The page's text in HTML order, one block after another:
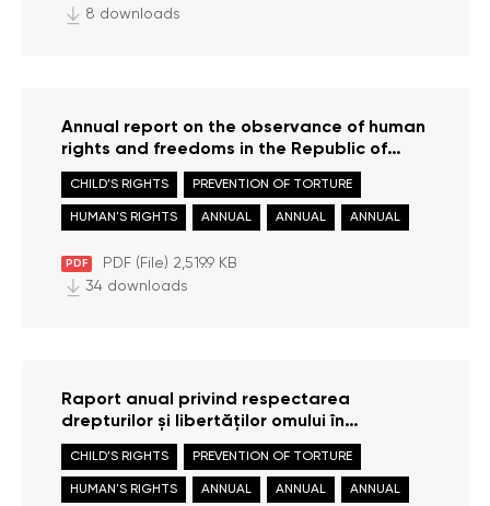
8 downloads
Annual report on the observance of human
rights and freedoms in the Republic of
Moldova in 2024
PDF PDF (File) 2,519.9 KB
CHILD’S RIGHTS PREVENTION OF TORTURE
HUMAN'S RIGHTS ANNUAL ANNUAL ANNUAL
34 downloads
Raport anual privind respectarea
drepturilor și libertăților omului în
Republica Moldova în anul 2024
CHILD’S RIGHTS PREVENTION OF TORTURE
HUMAN'S RIGHTS ANNUAL ANNUAL ANNUAL